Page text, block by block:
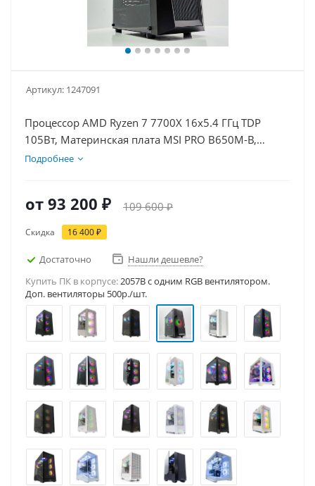
Артикул: 1247091
Процессор AMD Ryzen 7 7700X 16x5.4 ГГц TDP
105Вт, Материнская плата MSI PRO B650M-B,
Видеокарта RTX 3050 6Гб, Память DDR5 16Gb,
Подробнее
от 93 200 ₽ 109 600 ₽
Скидка 16 400 ₽
Достаточно
Нашли дешевле?
Купить ПК в корпусе:2057B c одним RGB вентилятором.
Доп. вентиляторы 500р./шт.